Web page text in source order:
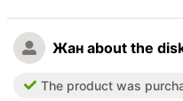
Прочность
Внешний вид
Жан about the
The product was